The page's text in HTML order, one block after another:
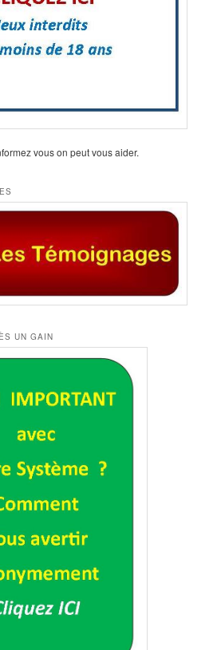
vous on peut vous aider.
UN GAIN